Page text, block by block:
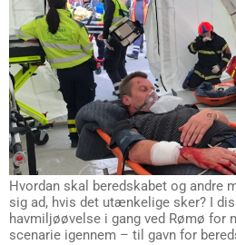
Hvordan skal beredskabet og andre
sig ad, hvis det utænkelige sker? I
havmiljøøvelse i gang ved Rømø
scenarie igennem – til gavn for